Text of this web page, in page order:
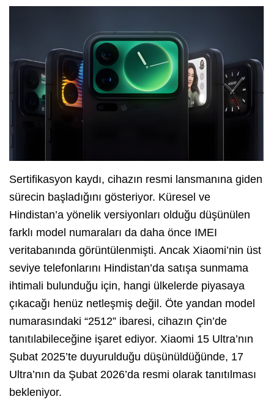
Sertifikasyon kaydı, cihazın resmi lansmanına giden
sürecin başladığını gösteriyor. Küresel ve
Hindistan’a yönelik versiyonları olduğu düşünülen
farklı model numaraları da daha önce IMEI
veritabanında görüntülenmişti. Ancak Xiaomi’nin üst
seviye telefonlarını Hindistan’da satışa sunmama
ihtimali bulunduğu için, hangi ülkelerde piyasaya
çıkacağı henüz netleşmiş değil. Öte yandan model
numarasındaki “2512” ibaresi, cihazın Çin’de
tanıtılabileceğine işaret ediyor. Xiaomi 15 Ultra’nın
Şubat 2025’te duyurulduğu düşünüldüğünde, 17
Ultra’nın da Şubat 2026’da resmi olarak tanıtılması
bekleniyor.